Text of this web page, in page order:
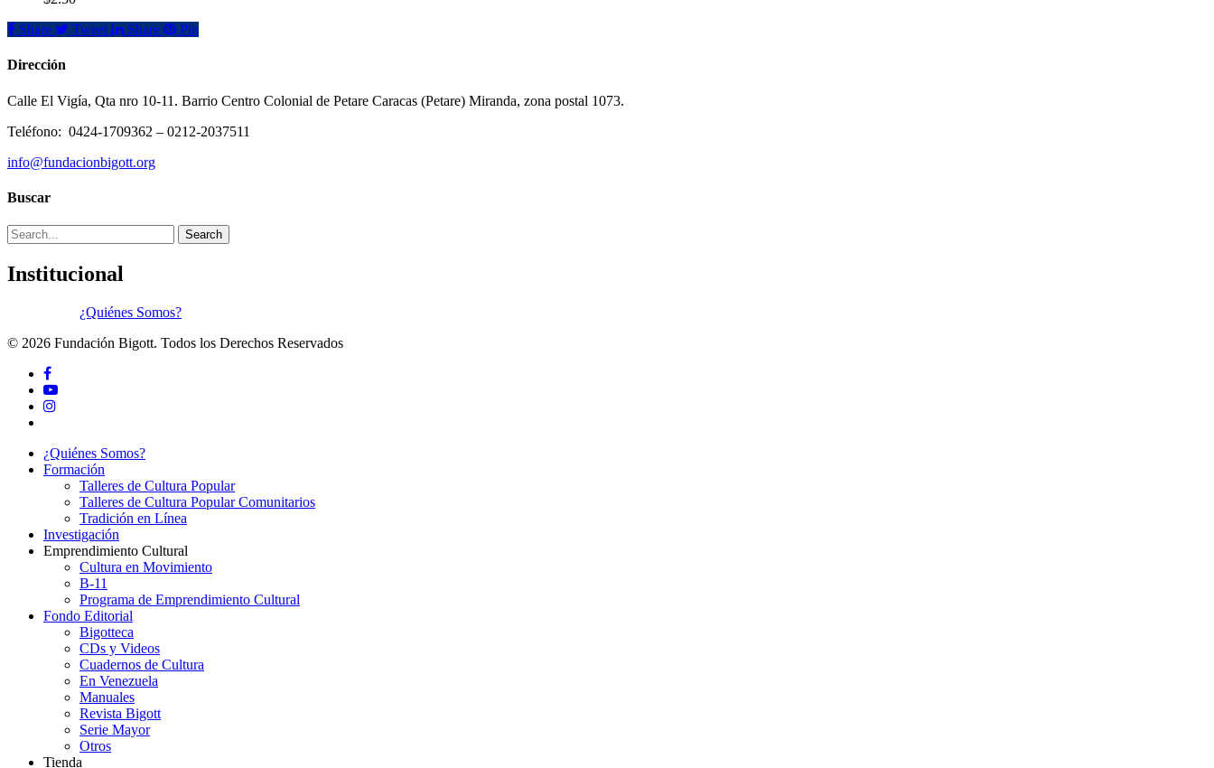
Share
Tweet Share Pin
Dirección
Calle El Vigía, Qta nro 10-11. Barrio Centro Colonial de Petare Caracas (Petare) Miranda, zona postal 1073.
Teléfono: 0424-1709362 – 0212-2037511
info@fundacionbigott.org
Buscar
Search
Institucional
¿Quiénes Somos?
© 2026 Fundación Bigott. Todos los Derechos Reservados
facebook
youtube
instagram
Close
Menu
¿Quiénes Somos?
Formación
Talleres de Cultura Popular
Talleres de Cultura Popular Comunitarios
Tradición en Línea
Investigación
Emprendimiento Cultural
Cultura en Movimiento
B-11
Programa de Emprendimiento Cultural
Fondo Editorial
Bigotteca
CDs y Videos
Cuadernos de Cultura
En Venezuela
Manuales
Revista Bigott
Serie Mayor
Otros
Tienda